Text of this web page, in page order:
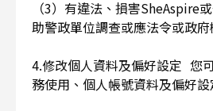
（3）有違法、損害SheAspire
助警政單位調查或應法令或政府
4.修改個人資料及偏好設定 您
務使用、個人帳號資料及偏好設